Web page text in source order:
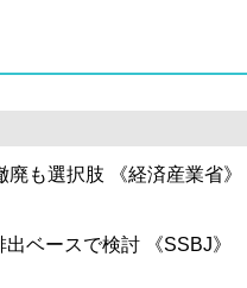
入札量を上回る構図に変化
の売買が定着か。
も選択肢 《経済産業省》
ベースで検討 《SSBJ》